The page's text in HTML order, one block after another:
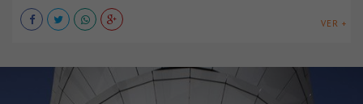
VER +